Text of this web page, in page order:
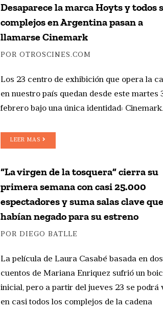
Desaparece la marca Hoyts y todos
complejos en Argentina pasan a
llamarse Cinemark
POR OTROSCINES.COM
Los 23 centro de exhibición que opera la
en nuestro país quedan desde este martes
febrero bajo una única identidad: Cinemark.
LEER MAS
“La virgen de la tosquera” cierra su
primera semana con casi 25.000
espectadores y suma salas clave
habían negado para su estreno
POR DIEGO BATLLE
La película de Laura Casabé basada en dos
cuentos de Mariana Enriquez sufrió un
inicial, pero a partir del jueves 23 se podrá
en casi todos los complejos de la cadena